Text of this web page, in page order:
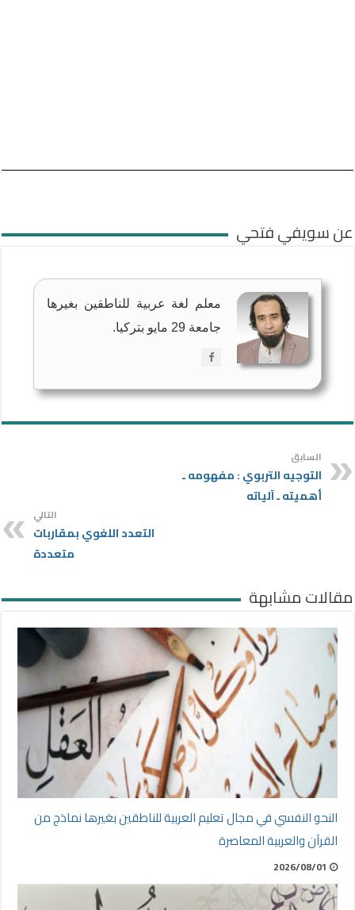
عن سويفي فتحي‎
معلم لغة عربية للناطقين بغيرها
جامعة 29 مايو بتركيا.
السابق
التوجيه التربوي : مفهومه ـ
أهميته ـ آلياته
التالي
التعدد اللغوي بمقاربات
متعددة
مقالات مشابهة
النحو النفسي في مجال تعليم العربية للناطقين بغيرها نماذج من
القرآن والعربية المعاصرة
2026/08/01